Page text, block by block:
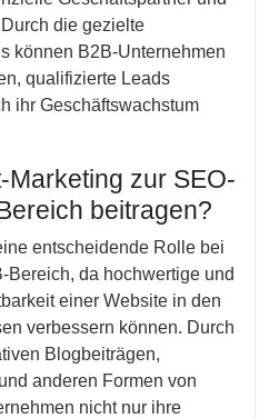
die gezielte
können B2B-Unternehmen
qualifizierte Leads
ihr Geschäftswachstum
zur SEO-
beitragen?
entscheidende Rolle bei
Bereich, da hochwertige und
einer Website in den
verbessern können. Durch
Blogbeiträgen,
anderen Formen von
nicht nur ihre